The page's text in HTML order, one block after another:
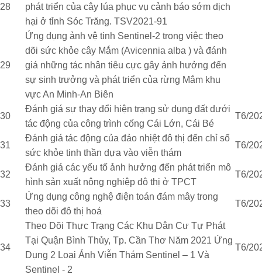
28
phát triển của cây lúa phục vụ cảnh báo sớm dịch
hại ở tỉnh Sóc Trăng. TSV2021-91
29
Ứng dụng ảnh vệ tinh Sentinel-2 trong việc theo
dõi sức khỏe cây Mắm (Avicennia alba ) và đánh
giá những tác nhân tiêu cực gây ảnh hưởng đến
sự sinh trưởng và phát triển của rừng Mắm khu
vực An Minh-An Biên
30
Đánh giá sự thay đổi hiện trạng sử dụng đất dưới
tác động của công trình cống Cái Lớn, Cái Bé
T6/
31
Đánh giá tác động của đảo nhiệt đô thị đến chỉ số
sức khỏe tinh thần dựa vào viễn thám
T6/
32
Đánh giá các yếu tố ảnh hưởng đến phát triển mô
hình sản xuất nông nghiệp đô thị ở TPCT
T6/
33
Ứng dụng công nghệ điện toán đám mây trong
theo dõi đô thị hoá
T6/
34
Theo Dõi Thực Trạng Các Khu Dân Cư Tự Phát
Tại Quận Bình Thủy, Tp. Cần Thơ Năm 2021 Ứng
Dụng 2 Loại Ảnh Viễn Thám Sentinel – 1 Và
Sentinel - 2
T6/